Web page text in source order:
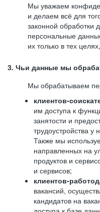
Мы уважаем
и делаем всё для
законной обработки
персональные
их только в тех
3. Чьи данные мы
Мы обрабатываем
клиентов-
им доступа к
занятости и
трудоустройства у
Также мы
направленных на
продуктов и
и сервисов;
клиентов-
вакансий,
кандидатов на